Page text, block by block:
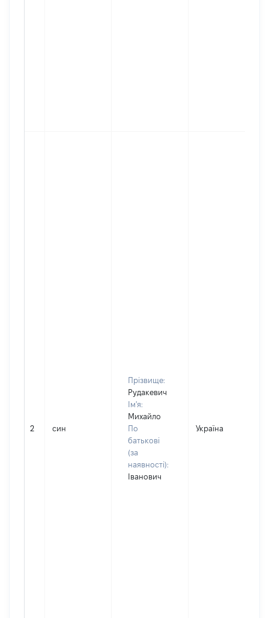
2 син
Прізвище:
Рудакевич
Ім'я:
Михайло
По
батькові
(за
наявності):
Іванович
Україна